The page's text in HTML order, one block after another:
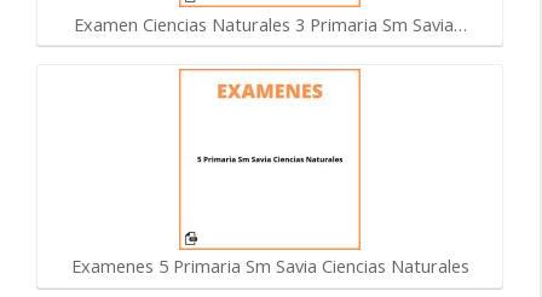
Examen Ciencias Naturales 3 Primaria Sm Savia…
Examenes 5 Primaria Sm Savia Ciencias Naturales